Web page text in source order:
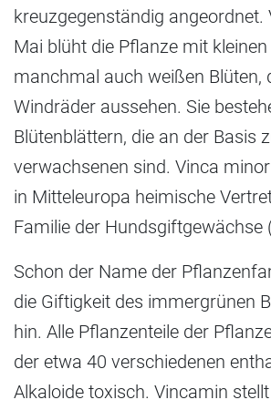
kreuzgegenständig angeordnet.
Mai blüht die Pflanze mit
manchmal auch weißen Blüten,
Windräder aussehen. Sie
Blütenblättern, die an der Basis
verwachsenen sind. Vinca
in Mitteleuropa heimische
Familie der Hundsgiftgewächse
Schon der Name der
die Giftigkeit des immergrünen
hin. Alle Pflanzenteile der
der etwa 40 verschiedenen
Alkaloide toxisch. Vincamin